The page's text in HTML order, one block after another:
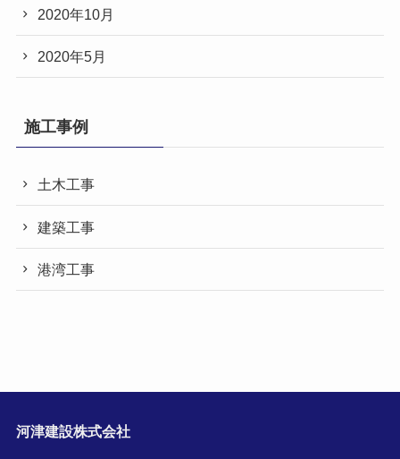
2020年10月
2020年5月
施工事例
土木工事
建築工事
港湾工事
河津建設株式会社